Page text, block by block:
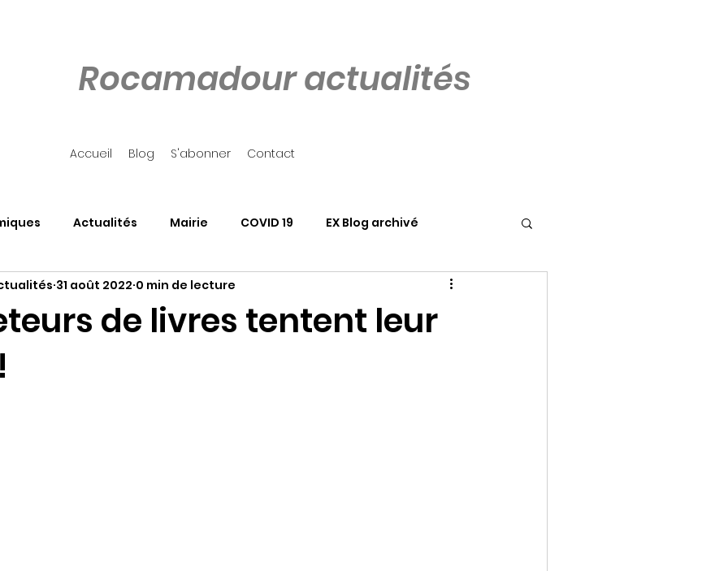
Rocamadour actualités
Accueil Blog S'abonner Contact
Actualités Mairie COVID 19 EX Blog archivé
Côté Rocher Associations
de livres tentent leur
31 août 2022 0 min de lecture